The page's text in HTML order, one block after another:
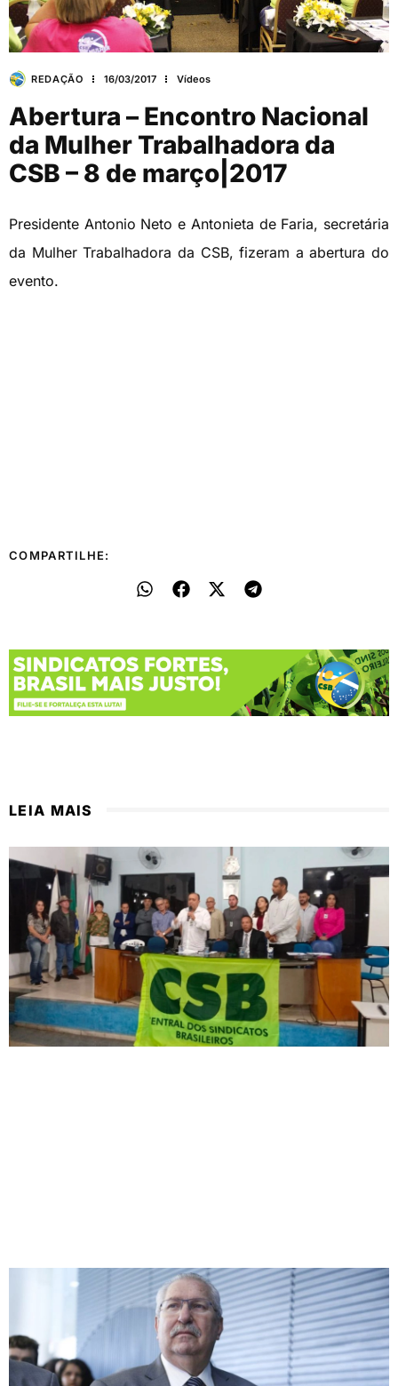
REDAÇÃO 16/03/2017 Vídeos
Abertura – Encontro Nacional
da Mulher Trabalhadora da
CSB – 8 de março|2017
Presidente Antonio Neto e Antonieta de Faria, secretária
da Mulher Trabalhadora da CSB, fizeram a abertura do
evento.
COMPARTILHE:
LEIA MAIS